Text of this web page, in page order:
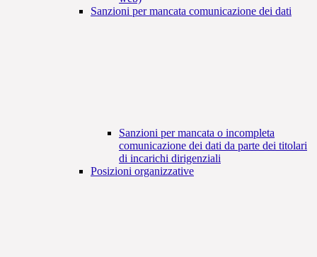
Sanzioni per mancata comunicazione dei dati
Sanzioni per mancata o incompleta
comunicazione dei dati da parte dei titolari
di incarichi dirigenziali
Posizioni organizzative